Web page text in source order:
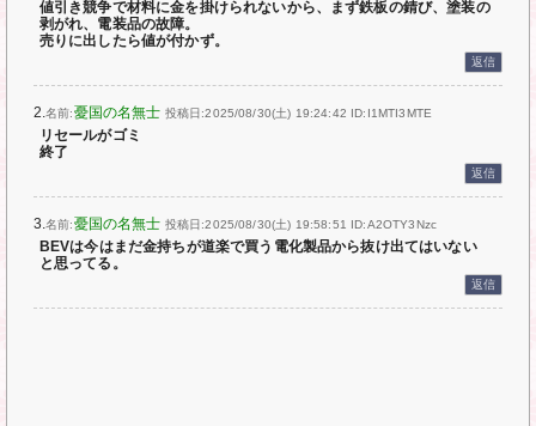
値引き競争で材料に金を掛けられないから、まず鉄板の錆び、塗装の
剥がれ、電装品の故障。
売りに出したら値が付かず。
返信
2.名前:憂国の名無士 投稿日:2025/08/30(土) 19:24:42 ID:I1MTI3MTE
リセールがゴミ
終了
返信
3.名前:憂国の名無士 投稿日:2025/08/30(土) 19:58:51 ID:A2OTY3Nzc
BEVは今はまだ金持ちが道楽で買う電化製品から抜け出てはいない
と思ってる。
返信